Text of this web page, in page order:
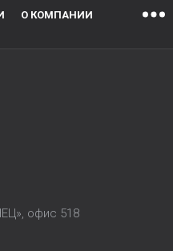
О КОМПАНИИ
офис 518